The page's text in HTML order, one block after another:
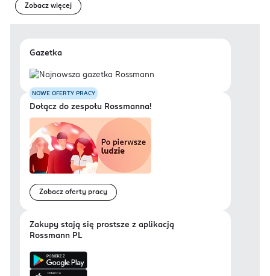
Zobacz więcej
Gazetka
NOWE OFERTY PRACY
Dołącz do zespołu Rossmanna!
Zobacz oferty pracy
Zakupy stają się prostsze z aplikacją
Rossmann PL